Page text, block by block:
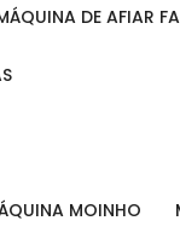
MÁQUINA DE AFIAR
MOINHO